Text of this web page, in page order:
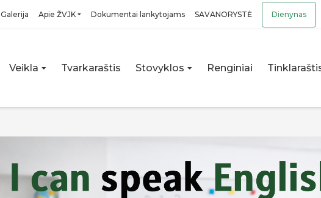
Galerija Apie ŽVJK Dokumentai lankytojams SAVANORYSTĖ Dienynas
Veikla Tvarkaraštis Stovyklos Renginiai